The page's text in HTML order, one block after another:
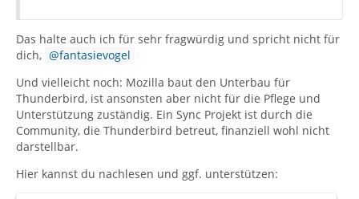
Das halte auch ich für sehr fragwürdig und spricht nicht für
dich,
fantasievogel
Und vielleicht noch: Mozilla baut den Unterbau für
Thunderbird, ist ansonsten aber nicht für die Pflege und
Unterstützung zuständig. Ein Sync Projekt ist durch die
Community, die Thunderbird betreut, finanziell wohl nicht
darstellbar.
Hier kannst du nachlesen und ggf. unterstützen: